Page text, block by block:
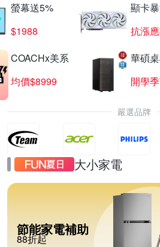
螢幕送5%
$1988
顯卡
抗漲
COACHx美系
均價$8999
華碩
開學
嚴選品牌
大小家電
節能家電補助
88折起